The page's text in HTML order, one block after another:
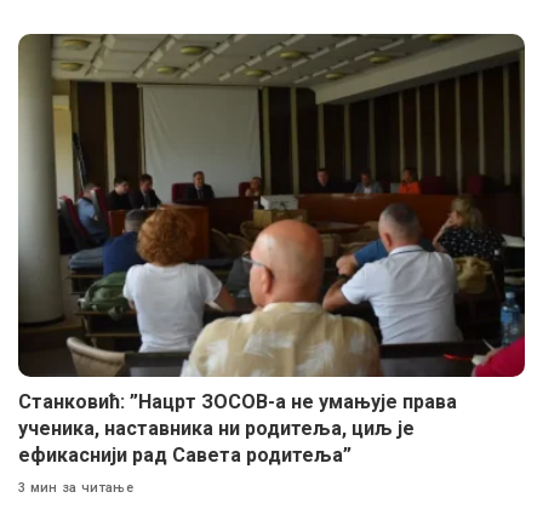
Станковић: ”Нацрт ЗОСОВ-а не умањује права
ученика, наставника ни родитеља, циљ је
ефикаснији рад Савета родитеља”
3 мин за читање